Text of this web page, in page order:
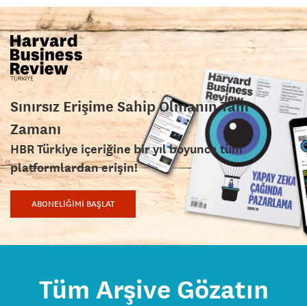
Sınırsız Erişime Sahip Olmanın Tam
Zamanı
HBR Türkiye içeriğine bir yıl boyunca tüm
platformlardan erişin!
ABONELİĞİMİ BAŞLAT
Tüm Arşive Gözatın